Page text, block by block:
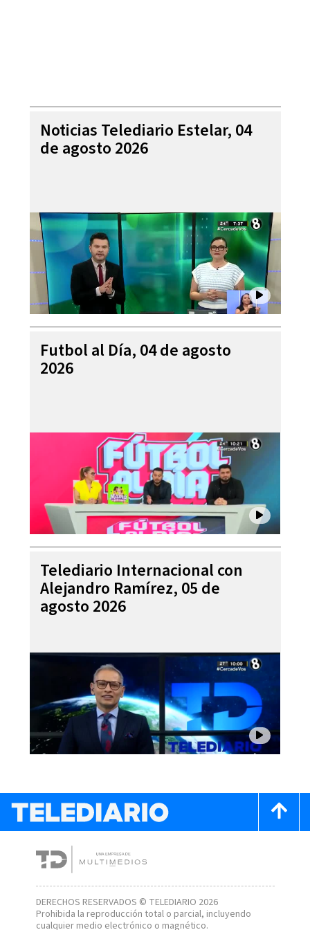
Noticias Telediario Estelar, 04
de agosto 2026
Futbol al Día, 04 de agosto
2026
Telediario Internacional con
Alejandro Ramírez, 05 de
agosto 2026
DERECHOS RESERVADOS © TELEDIARIO 2026
Prohibida la reproducción total o parcial, incluyendo
cualquier medio electrónico o magnético.